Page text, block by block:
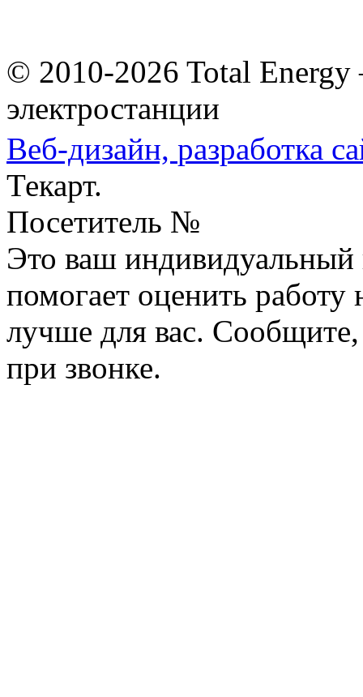
© 2010-2026 Total
электростанции
Веб-дизайн, разработка
Текарт.
Посетитель №
Это ваш
помогает оценить работу
лучше для вас.
при звонке.